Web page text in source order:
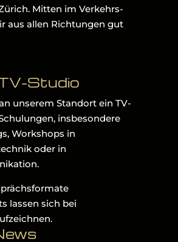
Mitten im Verkehrs-
aus allen Richtungen gut
Studio
unserem Standort ein TV-
insbesondere
Workshops in
oder in
lassen sich bei